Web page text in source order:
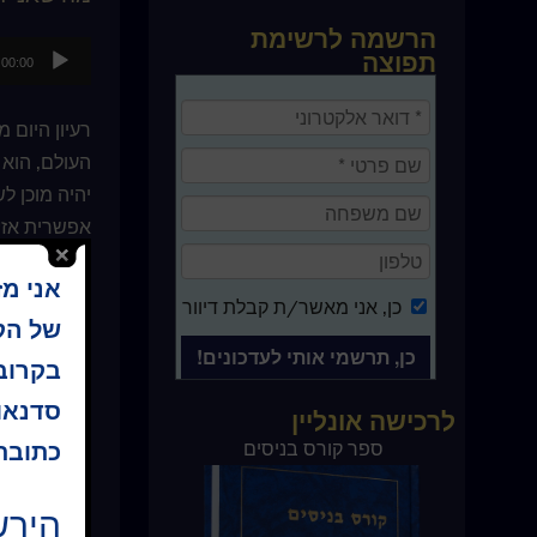
00:00
רעיון
העולם,
יהיה מוכן
אפשרית
מדמיון-
משמח?
הסתכל
מגוף
צורה של
הרשמה לרשימת
תפוצה
כן, אני מאשר/ת קבלת דיוור
לרכישה אונליין
ספר קורס בניסים
אני
של